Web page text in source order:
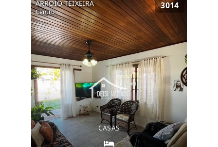
ARROIO TEIXEIRA
Centro
3014
CASAS